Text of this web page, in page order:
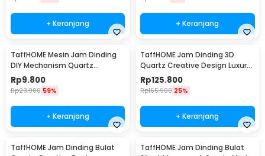
+ Keranjang + Keranjang
TaffHOME Mesin Jam Dinding
DIY Mechanism Quartz
Replacement Sparepart -
5168-S
Rp9.800
Rp23.900 59%
+ Keranjang
TaffHOME Jam Dinding 3D
Quartz Creative Design Luxury
Diamond 33cm - T6807
Rp125.800
Rp165.900 25%
+ Keranjang
TaffHOME Jam Dinding Bulat
TaffHOME Jam Dinding Bulat